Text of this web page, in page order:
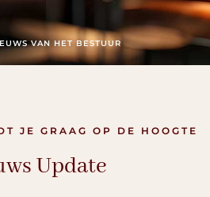
VAN HET BESTUUR
Update
JE GRAAG OP DE HOOGTE